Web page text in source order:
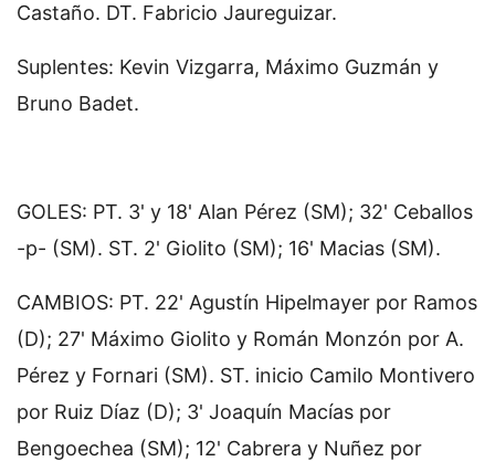
Castaño. DT. Fabricio Jaureguizar.
Suplentes: Kevin Vizgarra, Máximo Guzmán y
Bruno Badet.
GOLES: PT. 3' y 18' Alan Pérez (SM); 32' Ceballos
-p- (SM). ST. 2' Giolito (SM); 16' Macias (SM).
CAMBIOS: PT. 22' Agustín Hipelmayer por Ramos
(D); 27' Máximo Giolito y Román Monzón por A.
Pérez y Fornari (SM). ST. inicio Camilo Montivero
por Ruiz Díaz (D); 3' Joaquín Macías por
Bengoechea (SM); 12' Cabrera y Nuñez por